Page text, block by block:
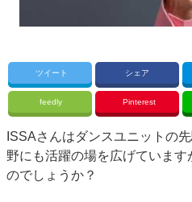
ツイート シェア
feedly Pinterest
ISSAさんはダンスユニットの
野にも活躍の場を広げていま
のでしょうか？